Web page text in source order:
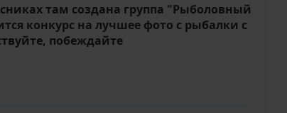
там создана группа "Рыболовный
конкурс на лучшее фото с рыбалки с
побеждайте